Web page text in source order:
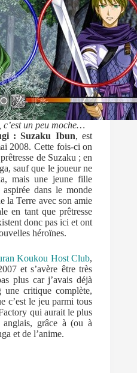
c’est un peu moche…
: Suzaku Ibun, est
2008. Cette fois-ci on
de Suzaku ; en
sauf que le joueur ne
mais une jeune fille
dans le monde
la Terre avec son amie
en tant que prêtresse
donc pas ici et ont
héroïnes.
Koukou Host Club,
et s’avère être très
plus car j’avais déjà
critique complète,
c’est le jeu parmi tous
qui aurait le plus
anglais, grâce à (ou à
et de l’anime.